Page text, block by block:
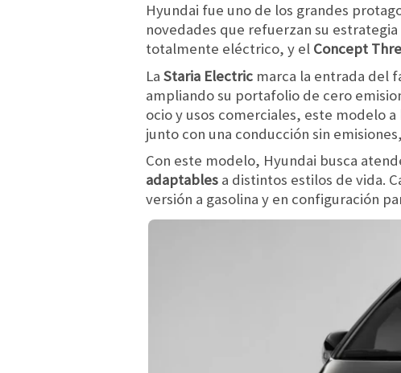
Hyundai fue uno de los grandes
novedades que refuerzan su
totalmente eléctrico, y el Concept
La Staria Electric marca la entrada del
ampliando su portafolio de cero
ocio y usos comerciales, este modelo
junto con una conducción sin
Con este modelo, Hyundai busca
adaptables a distintos estilos de vida.
versión a gasolina y en configuración